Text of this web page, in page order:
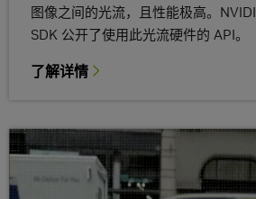
图像之间的光流，且性能极高。
SDK 公开了使用此光流硬件的 API。
了解详情